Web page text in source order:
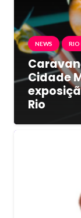
NEWS RIO
Cidade
Rio